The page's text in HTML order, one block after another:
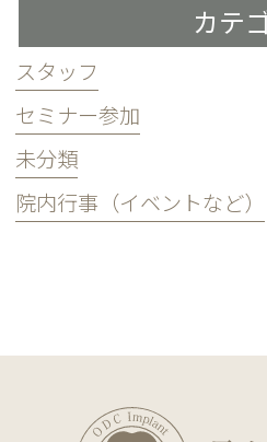
カテ
スタッフ
セミナー参加
未分類
院内行事（イベントなど）